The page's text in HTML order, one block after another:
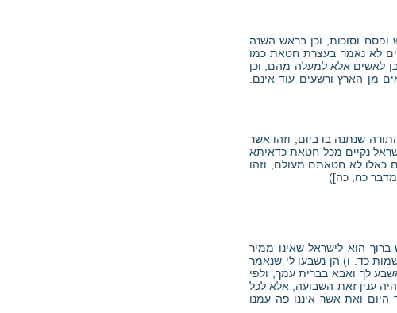
וסוכות, וכן בראש השנה
לא נאמר בעצרת חטאת כמו
לאשים אלא למעלה מהם, וכן
מן הארץ ורשעים עוד אינם.
שנתנה בו ביום, וזהו אשר
נקיים מכל חטאת כדאיתא
כאלו לא חטאתם מעולם, וזהו
כח, כה])
הוא לישראל שאינו ממיר
כד. ו) הן נשבעו לי שנאמר
לך ואבא בברית עמך, ולפי
ענין זאת השבועה, אלא לכל
ואת אשר איננו פה עמנו